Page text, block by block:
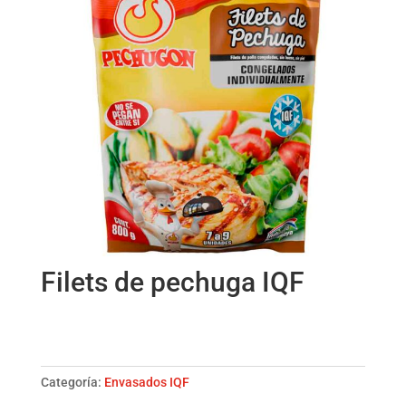
Filets de pechuga IQF
pechuga
Categoría: Envasados IQF